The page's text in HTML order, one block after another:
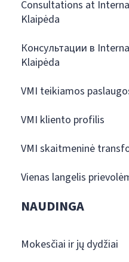
Consultations at
Klaipėda
Консультации в
Klaipėda
VMI teikiamos
VMI kliento profilis
VMI skaitmeninė
Vienas langelis
NAUDINGA
Mokesčiai ir jų dydžiai